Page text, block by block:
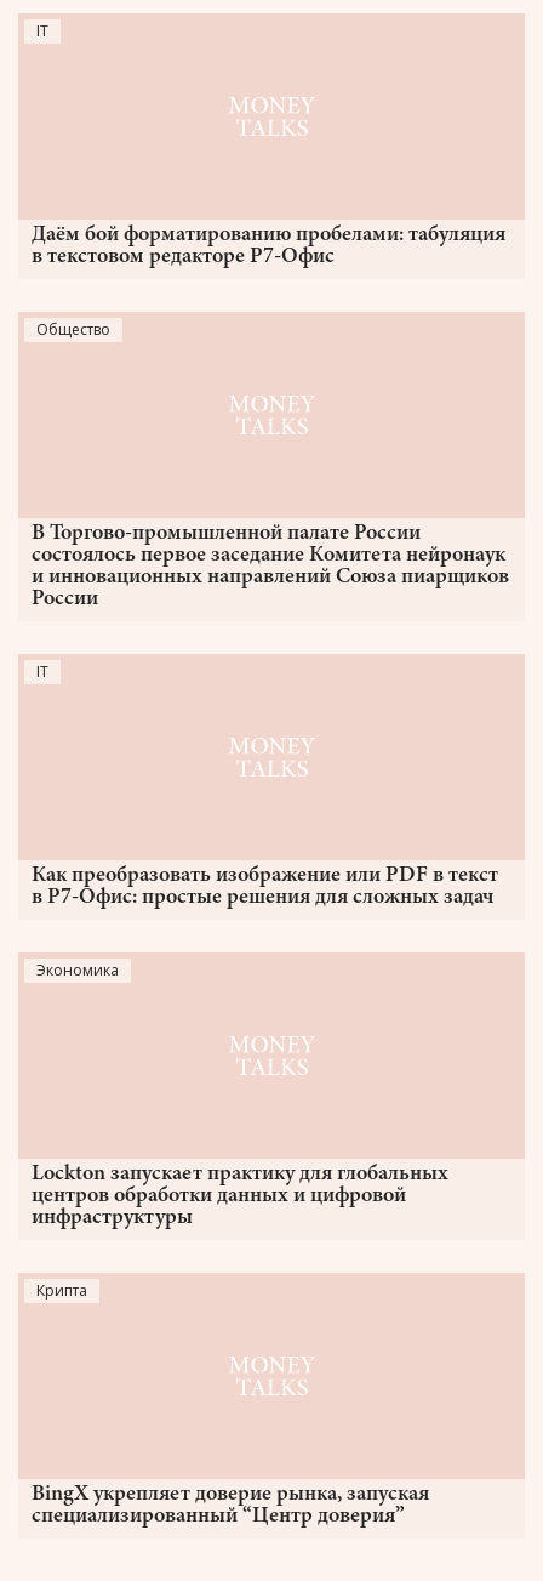
IT
Даём бой форматированию пробелами: табуляция
в текстовом редакторе Р7-Офис
Общество
В Торгово-промышленной палате России
состоялось первое заседание Комитета нейронаук
и инновационных направлений Союза пиарщиков
России
IT
Как преобразовать изображение или PDF в текст
в Р7-Офис: простые решения для сложных задач
Экономика
Lockton запускает практику для глобальных
центров обработки данных и цифровой
инфраструктуры
Крипта
BingX укрепляет доверие рынка, запуская
специализированный “Центр доверия”